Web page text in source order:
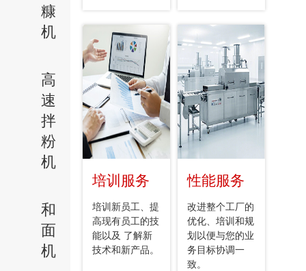
糠
机
高
速
拌
粉
机
和
面
机
培训服务
培训新员工、提
高现有员工的技
能以及 了解新
技术和新产品。
性能服务
改进整个工厂的
优化、培训和规
划以便与您的业
务目标协调一
致。